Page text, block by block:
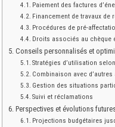
Paiement des factures
Financement de travaux de
Procédures de pré-
Droits associés au chèque
Conseils personnalisés et
Stratégies d’utilisation
Combinaison avec
Gestion des situations
Suivi et réclamations
Perspectives et évolutions
Projections budgétaires